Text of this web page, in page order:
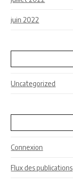
juin 2022
Uncategorized
Connexion
Flux des publications